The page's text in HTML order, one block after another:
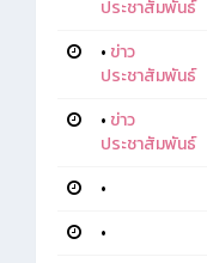
ประชาสัมพันธ์
• ข่าว
ประชาสัมพันธ์
• ข่าว
ประชาสัมพันธ์
•
•